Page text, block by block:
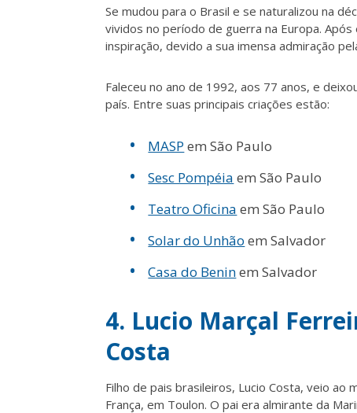
Se mudou para o Brasil e se naturalizou na
vividos no período de guerra na Europa.
inspiração, devido a sua imensa admiração
Faleceu no ano de 1992, aos 77 anos, e
país. Entre suas principais criações estão:
MASP em São Paulo
Sesc Pompéia em São Paulo
Teatro Oficina em São Paulo
Solar do Unhão em Salvador
Casa do Beninem Salvador
4. Lucio Marçal
Costa
Filho de pais brasileiros, Lucio Costa, veio ao
França, em Toulon. O pai era almirante da